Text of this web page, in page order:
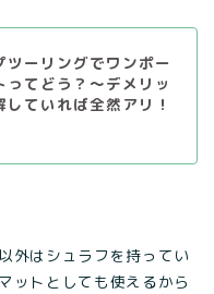
ツーリングでワンポー
ってどう？～デメリッ
していれば全然アリ！
外はシュラフを持ってい
ットとしても使えるから